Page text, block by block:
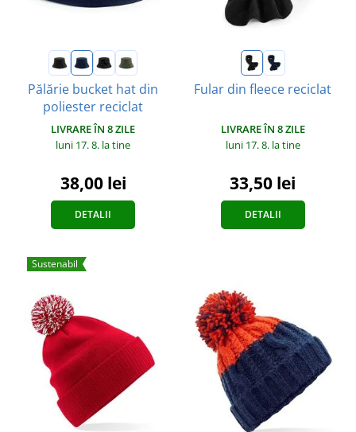
Pălărie bucket hat din
poliester reciclat
LIVRARE ÎN 8 ZILE
luni 17. 8. la tine
38,00 lei
DETALII
Fular din fleece reciclat
LIVRARE ÎN 8 ZILE
luni 17. 8. la tine
33,50 lei
DETALII
Sustenabil